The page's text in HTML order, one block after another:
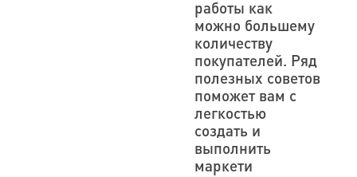
работы как
можно большему
количеству
покупателей. Ряд
полезных советов
поможет вам с
легкостью
создать и
выполнить
маркети